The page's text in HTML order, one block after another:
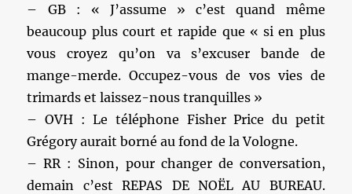
– GB : « J’assume » c’est quand même
beaucoup plus court et rapide que « si en plus
vous croyez qu’on va s’excuser bande de
mange-merde. Occupez-vous de vos vies de
trimards et laissez-nous tranquilles »
– OVH : Le téléphone Fisher Price du petit
Grégory aurait borné au fond de la Vologne.
– RR : Sinon, pour changer de conversation,
demain c’est REPAS DE NOËL AU BUREAU.